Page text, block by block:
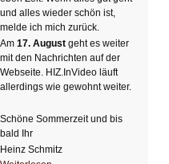
und alles wieder schön ist,
melde ich mich zurück.
Am 17. August geht es weiter
mit den Nachrichten auf der
Webseite. HIZ.InVideo läuft
allerdings wie gewohnt weiter.
Schöne Sommerzeit und bis
bald Ihr
Heinz Schmitz